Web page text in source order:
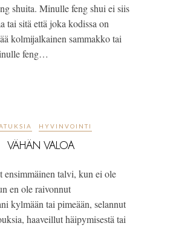
shuita. Minulle feng shui ei siis
tai sitä että joka kodissa on
kolmijalkainen sammakko tai
feng…
HYVINVOINTI
VÄHÄN VALOA
ensimmäinen talvi, kun ei ole
en ole raivonnut
kylmään tai pimeään, selannut
haaveillut häipymisestä tai